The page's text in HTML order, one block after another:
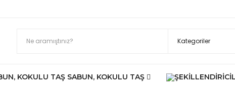
SABUN, KOKULU TAŞ